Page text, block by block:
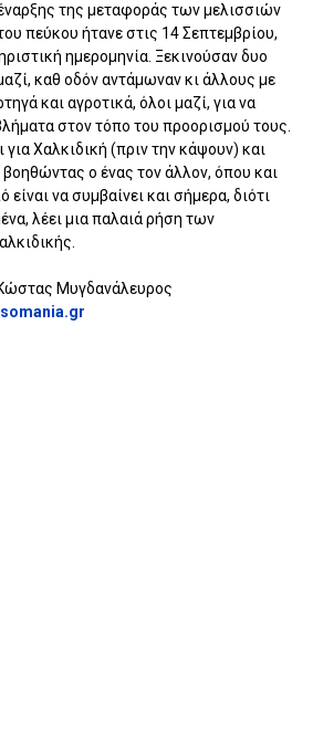
της μεταφοράς των μελισσιών
πεύκου ήτανε στις 14 Σεπτεμβρίου,
ημερομηνία. Ξεκινούσαν δυο
καθ οδόν αντάμωναν κι άλλους με
και αγροτικά, όλοι μαζί, για να
στον τόπο του προορισμού τους.
Χαλκιδική (πριν την κάψουν) και
βοηθώντας ο ένας τον άλλον, όπου και
είναι να συμβαίνει και σήμερα, διότι
λέει μια παλαιά ρήση των
Κώστας Μυγδανάλευρος